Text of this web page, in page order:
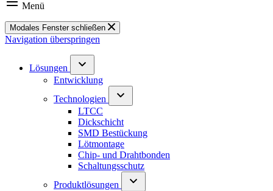
Menü
Modales Fenster schließen
Navigation überspringen
Lösungen
Entwicklung
Technologien
LTCC
Dickschicht
SMD Bestückung
Lötmontage
Chip- und Drahtbonden
Schaltungsschutz
Produktlösungen